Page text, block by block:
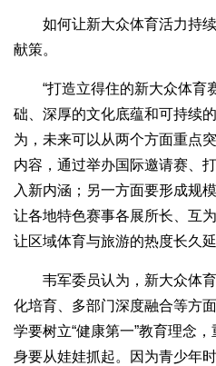
如何让新大众体育活力持续
献策。
“打造立得住的新大众体育
础、深厚的文化底蕴和可持续
为，未来可以从两个方面重点
内容，通过举办国际邀请赛、
入新内涵；另一方面要形成规
让各地特色赛事各展所长、互
让区域体育与旅游的热度长久延
韦军委员认为，新大众体育
化培育、多部门深度融合等方
学要树立“健康第一”教育理念
身要从娃娃抓起。因为青少年